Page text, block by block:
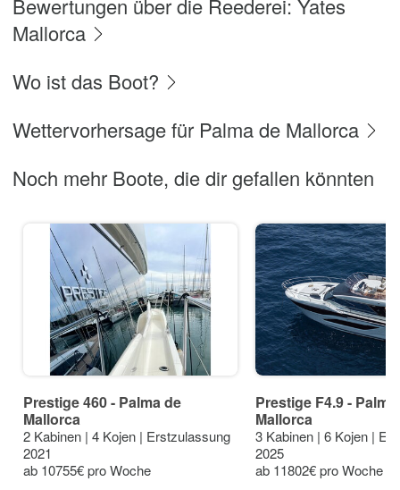
Bewertungen über die Reederei: Yates
Mallorca
Wo ist das Boot?
Wettervorhersage für Palma de Mallorca
Noch mehr Boote, die dir gefallen könnten
Prestige 460 - Palma de
Mallorca
2 Kabinen | 4 Kojen | Erstzulassung
2021
ab 10755€ pro Woche
Prestige F4.9 -
Mallorca
3 Kabinen | 6 Kojen |
2025
ab 11802€ pro Woche